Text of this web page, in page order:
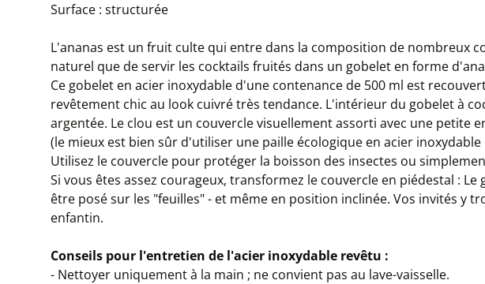
Surface : structurée
L'ananas est un fruit culte qui entre dans la composition de nombreux
naturel que de servir les cocktails fruités dans un gobelet en forme
Ce gobelet en acier inoxydable d'une contenance de 500 ml est
revêtement chic au look cuivré très tendance. L'intérieur du gobelet à
argentée. Le clou est un couvercle visuellement assorti avec une petite
(le mieux est bien sûr d'utiliser une paille écologique en acier
Utilisez le couvercle pour protéger la boisson des insectes ou
Si vous êtes assez courageux, transformez le couvercle en piédestal :
être posé sur les "feuilles" - et même en position inclinée. Vos invités y
enfantin.
Conseils pour l'entretien de l'acier inoxydable revêtu :
- Nettoyer uniquement à la main ; ne convient pas au lave-vaisselle.